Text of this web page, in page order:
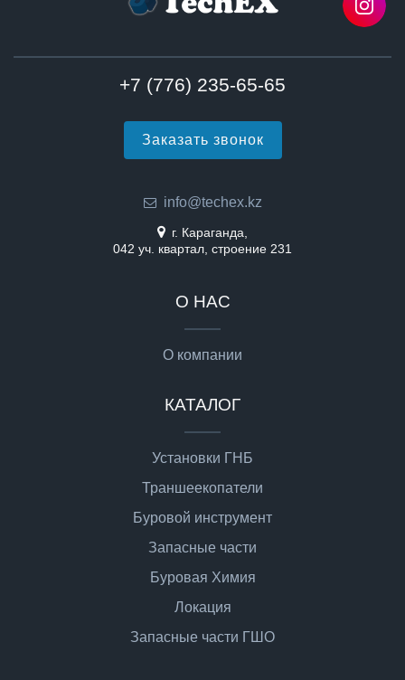
+7 (776) 235-65-65
Заказать звонок
info@techex.kz
г. Караганда,
042 уч. квартал, строение 231
О НАС
О компании
КАТАЛОГ
Установки ГНБ
Траншеекопатели
Буровой инструмент
Запасные части
Буровая Химия
Локация
Запасные части ГШО